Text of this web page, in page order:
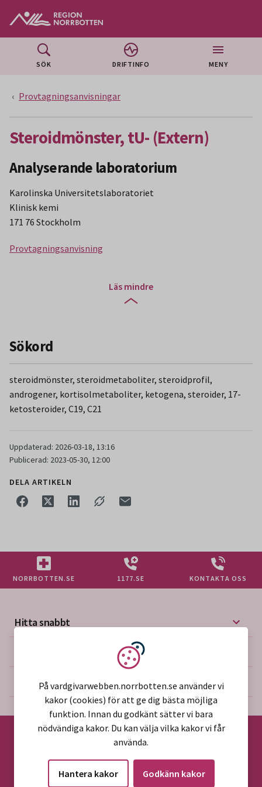
SÖK DRIFTINFO MENY
Provtagningsanvisningar
Steroidmönster, tU- (Extern)
Analyserande laboratorium
Karolinska Universitetslaboratoriet
Klinisk kemi
171 76 Stockholm
Provtagningsanvisning
Läs mindre
Sökord
steroidmönster, steroidmetaboliter, steroidprofil,
androgener, kortisolmetaboliter, ketogena, steroider, 17-
ketosteroider, C19, C21
Uppdaterad: 2026-03-18, 13:16
Publicerad: 2023-05-30, 12:00
DELA ARTIKELN
NORRBOTTEN.SE 1177.SE KONTAKTA OSS
Hitta snabbt
Mer på vårdgivarwebben
Om webbplatsen
©2026 Region Norrbotten
Vi använder kakor
På vardgivarwebben.norrbotten.se använder vi
kakor (cookies) för att ge dig bästa möjliga
funktion. Innan du godkänt sätter vi bara
nödvändiga kakor. Du kan välja vilka kakor vi får
använda.
Hantera kakor Godkänn kakor